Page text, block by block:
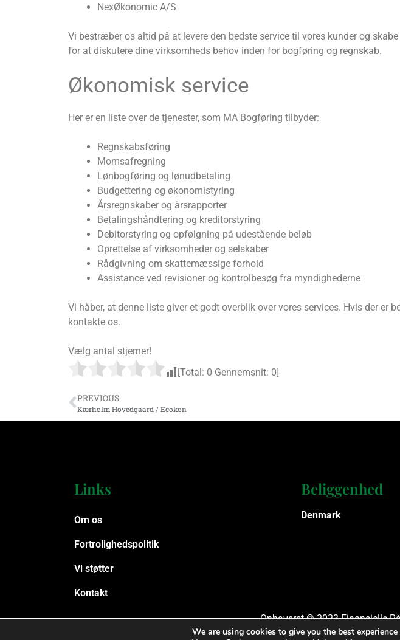
NexØkonomic A/S
Vi bestræber os altid på at levere den bedste service til vores kunder og
for at diskutere dine virksomheds behov inden for bogføring og regnskab.
Økonomisk service
Her er en liste over de tjenester, som MA Bogføring tilbyder:
Regnskabsføring
Momsafregning
Lønbogføring og lønudbetaling
Budgettering og økonomistyring
Årsregnskaber og årsrapporter
Betalingshåndtering og kreditorstyring
Debitorstyring og opfølgning på udestående beløb
Oprettelse af virksomheder og selskaber
Rådgivning om skattemæssige forhold
Assistance ved revisioner og kontrolbesøg fra myndighederne
Vi håber, at denne liste giver et godt overblik over vores services. Hvis der
kontakte os.
Vælg antal stjerner!
[Total: 0 Gennemsnit: 0]
PREVIOUS
Kærholm Hovedgaard / Ecokon
Links
Om os
Fortrolighedspolitik
Vi støtter
Kontakt
Beliggenhed
Denmark
Ophavsret © 2023 Finansielle
We are using cookies to give you the best